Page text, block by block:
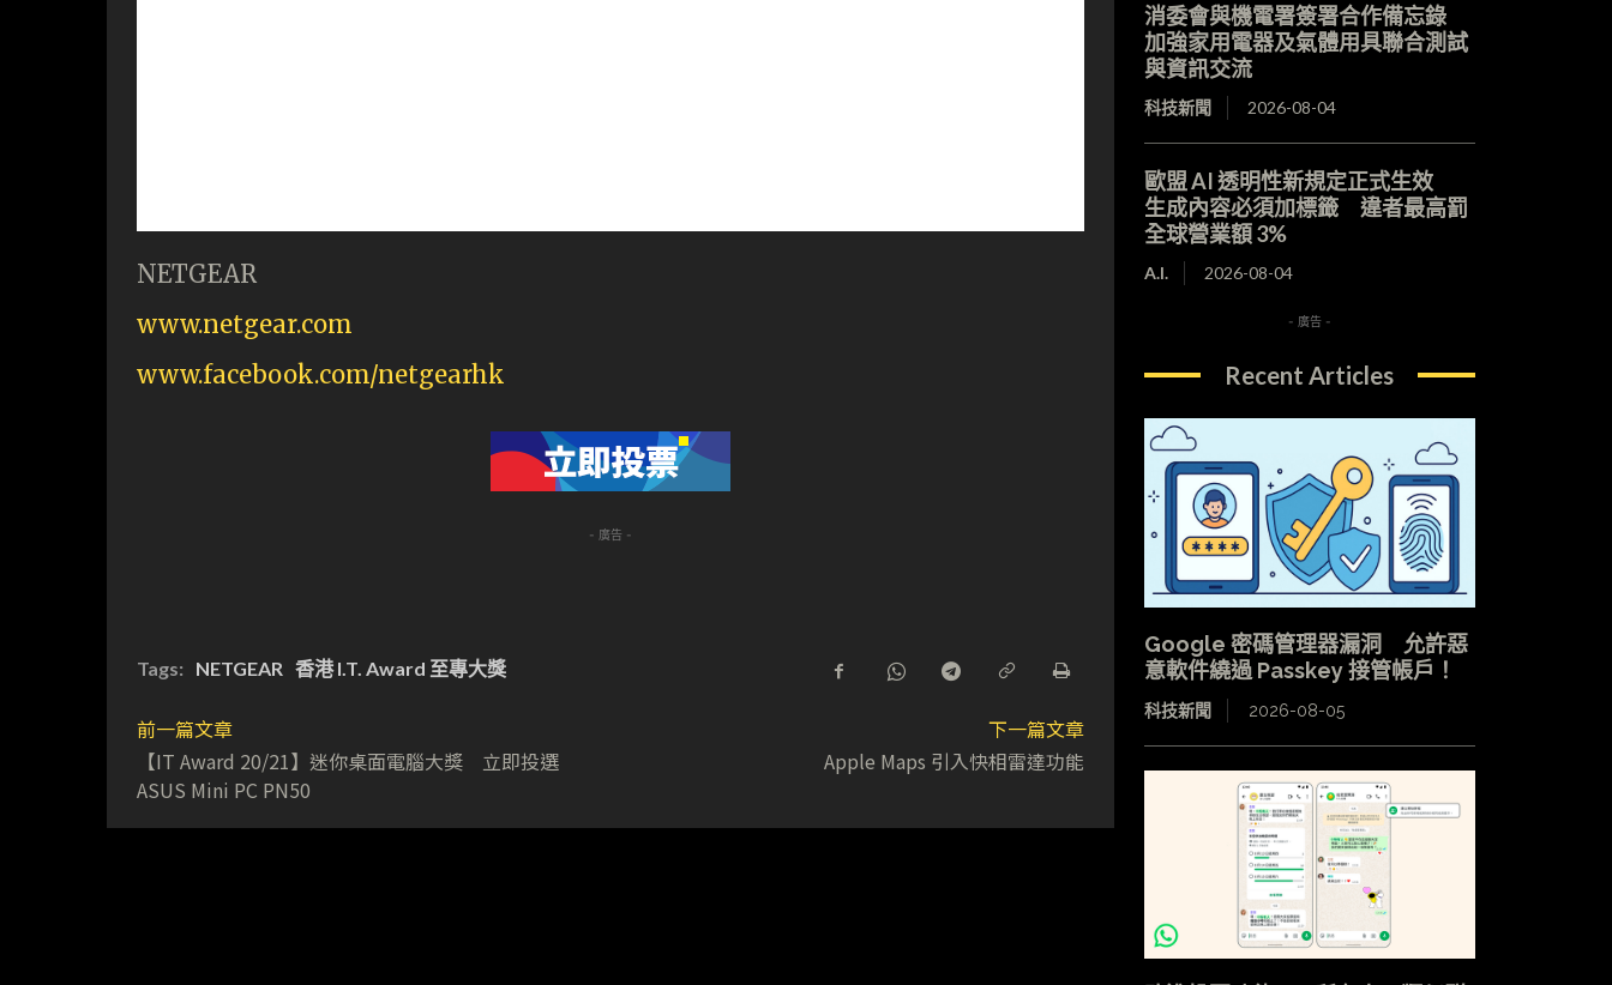
NETGEAR
www.netgear.com
www.facebook.com/netgearhk
- 廣告 -
Tags: NETGEAR 香港 I.T. Award 至專大獎
前一篇文章
【IT Award 20/21】迷你桌面電腦大獎 立即投選
ASUS Mini PC PN50
下一篇文章
Apple Maps 引入快相雷達功能
消委會與機電署簽署合作備忘錄
加強家用電器及氣體用具聯合測試
與資訊交流
科技新聞 2026-08-04
歐盟 AI 透明性新規定正式生效
生成內容必須加標籤 違者最高罰
全球營業額 3%
A.I. 2026-08-04
- 廣告 -
Recent Articles
Google 密碼管理器漏洞 允許惡
意軟件繞過 Passkey 接管帳戶！
科技新聞 2026-08-05